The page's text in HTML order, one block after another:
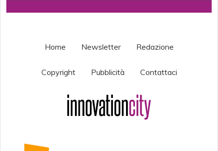
Home Newsletter Redazione
Copyright Pubblicità Contattaci